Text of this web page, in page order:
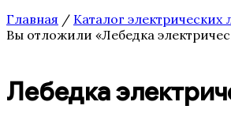
Главная / Каталог электрических
Вы отложили «Лебедка
Лебедка